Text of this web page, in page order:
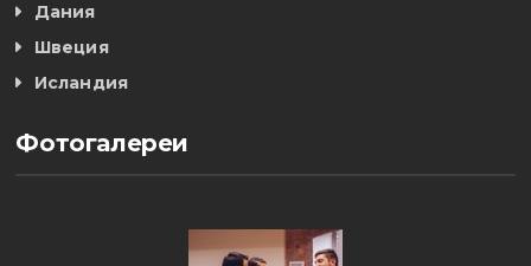
Дания
Швеция
Исландия
Фотогалереи